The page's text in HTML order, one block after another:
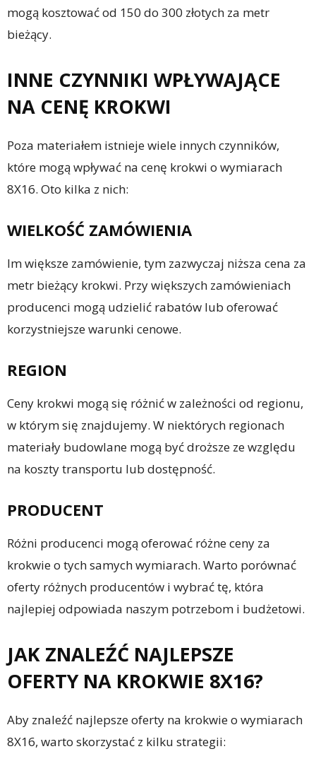
mogą kosztować od 150 do 300 złotych za metr
bieżący.
INNE CZYNNIKI WPŁYWAJĄCE
NA CENĘ KROKWI
Poza materiałem istnieje wiele innych czynników,
które mogą wpływać na cenę krokwi o wymiarach
8X16. Oto kilka z nich:
WIELKOŚĆ ZAMÓWIENIA
Im większe zamówienie, tym zazwyczaj niższa cena za
metr bieżący krokwi. Przy większych zamówieniach
producenci mogą udzielić rabatów lub oferować
korzystniejsze warunki cenowe.
REGION
Ceny krokwi mogą się różnić w zależności od regionu,
w którym się znajdujemy. W niektórych regionach
materiały budowlane mogą być droższe ze względu
na koszty transportu lub dostępność.
PRODUCENT
Różni producenci mogą oferować różne ceny za
krokwie o tych samych wymiarach. Warto porównać
oferty różnych producentów i wybrać tę, która
najlepiej odpowiada naszym potrzebom i budżetowi.
JAK ZNALEŹĆ NAJLEPSZE
OFERTY NA KROKWIE 8X16?
Aby znaleźć najlepsze oferty na krokwie o wymiarach
8X16, warto skorzystać z kilku strategii: